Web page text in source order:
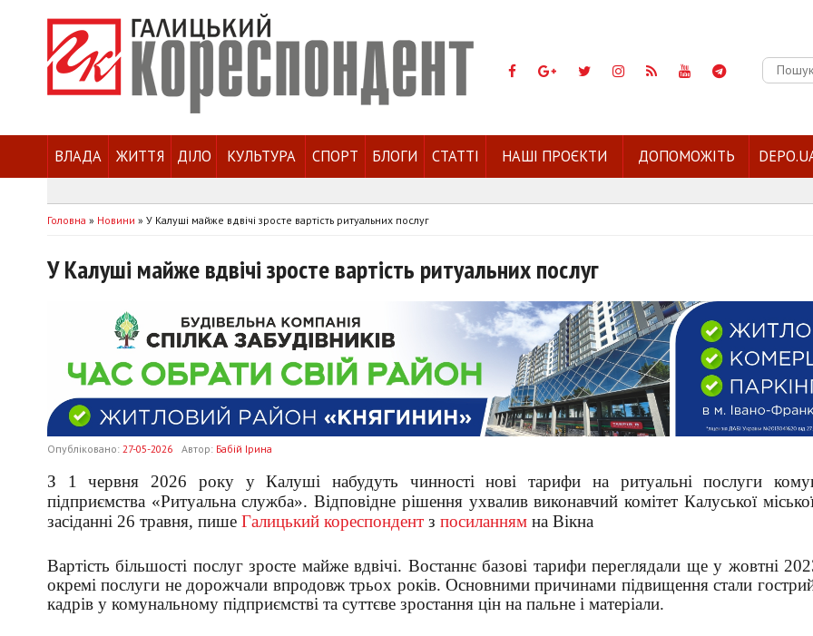
Пошук:
ВЛАДА ЖИТТЯ ДІЛО КУЛЬТУРА СПОРТ БЛОГИ СТАТТІ НАШІ ПРОЄКТИ ДОПОМОЖІТЬ
Головна » Новини » У Калуші майже вдвічі зросте вартість ритуальних послуг
У Калуші майже вдвічі зросте вартість ритуальних послуг
Опубліковано: 27-05-2026 Автор: Бабій Ірина
З 1 червня 2026 року у Калуші набудуть чинності нові тарифи на ритуальні послуги
підприємства «Ритуальна служба». Відповідне рішення ухвалив виконавчий комітет Калуської
засіданні 26 травня, пише Галицький кореспондент з посиланням на Вікна
Вартість більшості послуг зросте майже вдвічі. Востаннє базові тарифи переглядали ще у жовтні
окремі послуги не дорожчали впродовж трьох років. Основними причинами підвищення стали
кадрів у комунальному підприємстві та суттєве зростання цін на пальне і матеріали.